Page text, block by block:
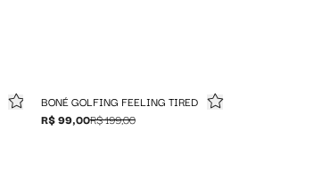
BONÉ GOLFING FEELING TIRED
R$ 99,00R$ 199,00